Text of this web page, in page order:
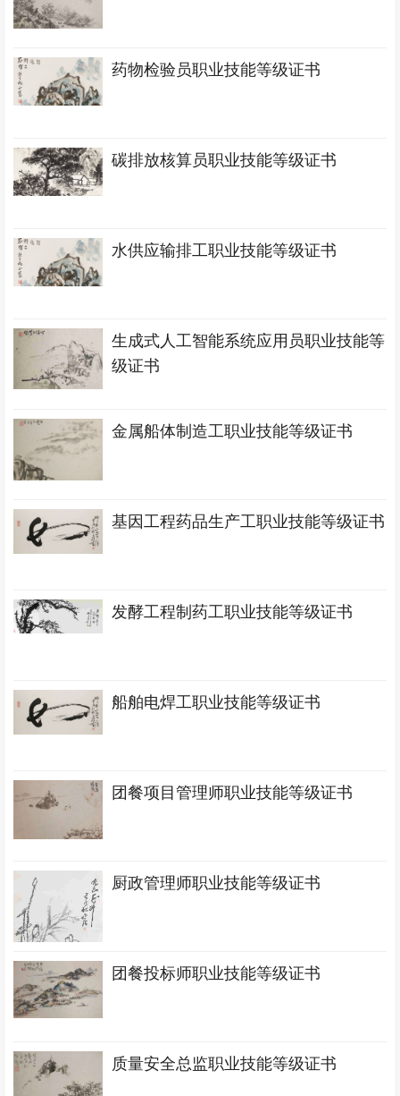
药物检验员职业技能等级证书
碳排放核算员职业技能等级证书
水供应输排工职业技能等级证书
生成式人工智能系统应用员职业技能等
级证书
金属船体制造工职业技能等级证书
基因工程药品生产工职业技能等级证书
发酵工程制药工职业技能等级证书
船舶电焊工职业技能等级证书
团餐项目管理师职业技能等级证书
厨政管理师职业技能等级证书
团餐投标师职业技能等级证书
质量安全总监职业技能等级证书